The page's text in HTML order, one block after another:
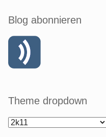
Blog abonnieren
Theme dropdown